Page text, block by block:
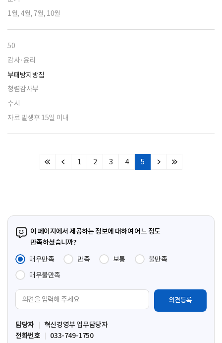
1월, 4월, 7월, 10월
50
감사·윤리
부패방지방침
청렴감사부
수시
자료 발생후 15일 이내
처
이
1 2 3 4 5
다
마
이 페이지에서 제공하는 정보에 대하여 어느 정도
만족하셨습니까?
매우만족
만족 보통
불만족
매우불만족
견
입
력
담당자
혁신경영부 업무담당자
전화번호
033-749-1750